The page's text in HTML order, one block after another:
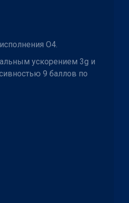
О4.
ускорением 3g и
9 баллов по